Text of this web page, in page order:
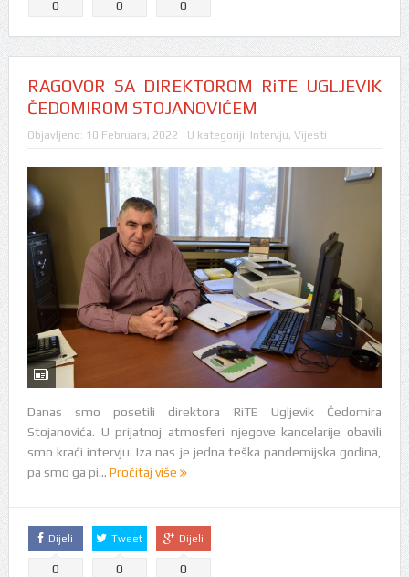
0 0 0
RAGOVOR SA DIREKTOROM RiTE UGLJEVIK
ČEDOMIROM STOJANOVIĆEM
Objavljeno: 10 Februara, 2022 U kategoriji: Intervju, Vijesti
Danas smo posetili direktora RiTE Ugljevik Čedomira
Stojanovića. U prijatnoj atmosferi njegove kancelarije obavili
smo kraći intervju. Iza nas je jedna teška pandemijska godina,
pa smo ga pi... Pročitaj više
Dijeli
0
Tweet
0
Dijeli
0